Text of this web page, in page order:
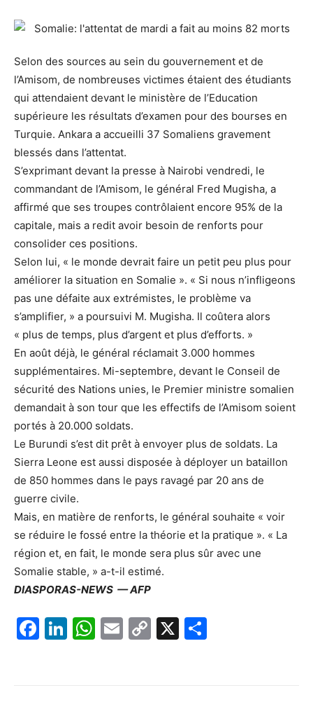
Selon des sources au sein du gouvernement et de
l’Amisom, de nombreuses victimes étaient des étudiants
qui attendaient devant le ministère de l’Education
supérieure les résultats d’examen pour des bourses en
Turquie. Ankara a accueilli 37 Somaliens gravement
blessés dans l’attentat.
S’exprimant devant la presse à Nairobi vendredi, le
commandant de l’Amisom, le général Fred Mugisha, a
affirmé que ses troupes contrôlaient encore 95% de la
capitale, mais a redit avoir besoin de renforts pour
consolider ces positions.
Selon lui, « le monde devrait faire un petit peu plus pour
améliorer la situation en Somalie ». « Si nous n’infligeons
pas une défaite aux extrémistes, le problème va
s’amplifier, » a poursuivi M. Mugisha. Il coûtera alors
« plus de temps, plus d’argent et plus d’efforts. »
En août déjà, le général réclamait 3.000 hommes
supplémentaires. Mi-septembre, devant le Conseil de
sécurité des Nations unies, le Premier ministre somalien
demandait à son tour que les effectifs de l’Amisom soient
portés à 20.000 soldats.
Le Burundi s’est dit prêt à envoyer plus de soldats. La
Sierra Leone est aussi disposée à déployer un bataillon
de 850 hommes dans le pays ravagé par 20 ans de
guerre civile.
Mais, en matière de renforts, le général souhaite « voir
se réduire le fossé entre la théorie et la pratique ». « La
région et, en fait, le monde sera plus sûr avec une
Somalie stable, » a-t-il estimé.
DIASPORAS-NEWS — AFP
F
Li W E
C
X